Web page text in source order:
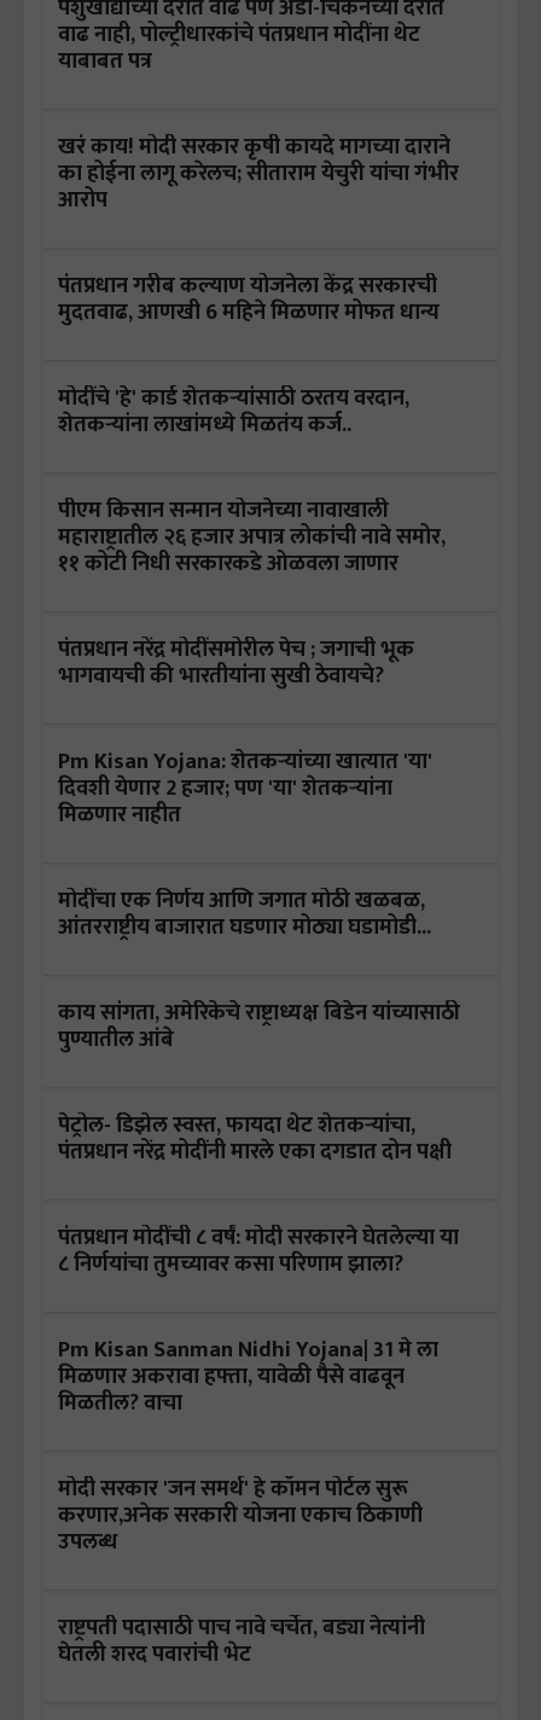
पशुखाद्याच्या दरात वाढ पण अंडी-चिकनच्या दरात
वाढ नाही, पोल्ट्रीधारकांचे पंतप्रधान मोदींना थेट
याबाबत पत्र
खरं काय! मोदी सरकार कृषी कायदे मागच्या दाराने
का होईना लागू करेलच; सीताराम येचुरी यांचा गंभीर
आरोप
पंतप्रधान गरीब कल्याण योजनेला केंद्र सरकारची
मुदतवाढ, आणखी 6 महिने मिळणार मोफत धान्य
मोदींचे 'हे' कार्ड शेतकऱ्यांसाठी ठरतय वरदान,
शेतकऱ्यांना लाखांमध्ये मिळतंय कर्ज..
पीएम किसान सन्मान योजनेच्या नावाखाली
महाराष्ट्रातील २६ हजार अपात्र लोकांची नावे समोर,
११ कोटी निधी सरकारकडे ओळवला जाणार
पंतप्रधान नरेंद्र मोदींसमोरील पेच ; जगाची भूक
भागवायची की भारतीयांना सुखी ठेवायचे?
Pm Kisan Yojana: शेतकऱ्यांच्या खात्यात 'या'
दिवशी येणार 2 हजार; पण 'या' शेतकऱ्यांना
मिळणार नाहीत
मोदींचा एक निर्णय आणि जगात मोठी खळबळ,
आंतरराष्ट्रीय बाजारात घडणार मोठ्या घडामोडी...
काय सांगता, अमेरिकेचे राष्ट्राध्यक्ष बिडेन यांच्यासाठी
पुण्यातील आंबे
पेट्रोल- डिझेल स्वस्त, फायदा थेट शेतकऱ्यांचा,
पंतप्रधान नरेंद्र मोदींनी मारले एका दगडात दोन पक्षी
पंतप्रधान मोदींची ८ वर्षं: मोदी सरकारने घेतलेल्या या
८ निर्णयांचा तुमच्यावर कसा परिणाम झाला?
Pm Kisan Sanman Nidhi Yojana| 31 मे ला
मिळणार अकरावा हफ्ता, यावेळी पैसे वाढवून
मिळतील? वाचा
मोदी सरकार 'जन समर्थ' हे कॉमन पोर्टल सुरू
करणार,अनेक सरकारी योजना एकाच ठिकाणी
उपलब्ध
राष्ट्रपती पदासाठी पाच नावे चर्चेत, बड्या नेत्यांनी
घेतली शरद पवारांची भेट